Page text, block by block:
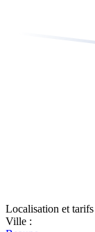
Localisation et tarifs
Ville :